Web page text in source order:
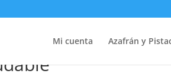
Mi cuenta Azafrán y
“manteca saludable” / Página 2